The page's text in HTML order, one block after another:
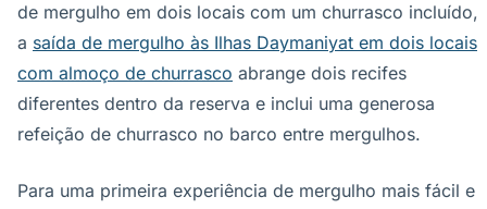
de mergulho em dois locais com um churrasco incluído,
a saída de mergulho às Ilhas Daymaniyat em dois locais
com almoço de churrasco abrange dois recifes
diferentes dentro da reserva e inclui uma generosa
refeição de churrasco no barco entre mergulhos.
Para uma primeira experiência de mergulho mais fácil e